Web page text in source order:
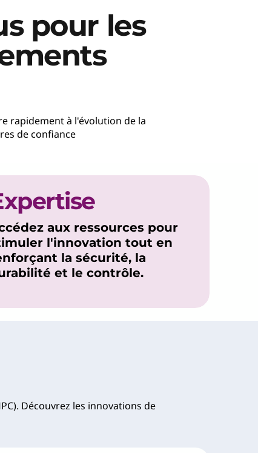
pour les
rapidement à l'évolution de la
de confiance
aux ressources pour
l'innovation tout en
la sécurité, la
et le contrôle.
Découvrez les innovations de